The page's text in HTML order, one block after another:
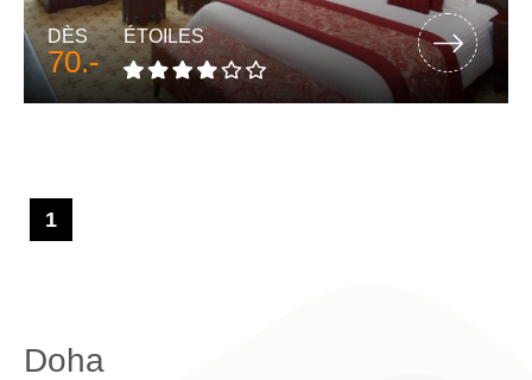
DÈS
70.-
ÉTOILES
1
Doha